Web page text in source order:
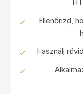
Ellenőrizd,
Használj